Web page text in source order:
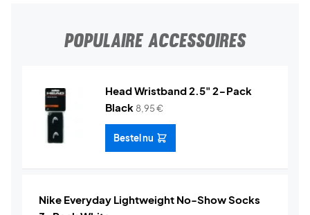
POPULAIRE ACCESSOIRES
Head Wristband 2.5" 2-Pack
Black 8,95€
Bestel nu
Nike Everyday Lightweight No-Show Socks